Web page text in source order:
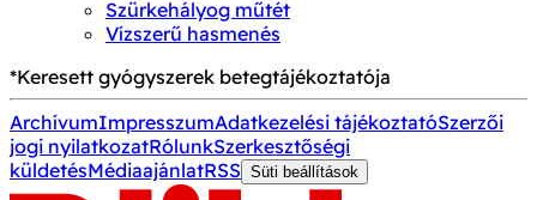
Szürkehályog műtét
Vízszerű hasmenés
*Keresett gyógyszerek betegtájékoztatója
ArchívumImpresszumAdatkezelési tájékoztatóSzerzői
jogi nyilatkozatRólunkSzerkesztőségi
küldetésMédiaajánlatRSS Süti beállítások